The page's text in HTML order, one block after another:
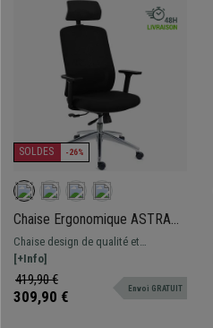
SOLDES -26%
Chaise Ergonomique ASTRA
LUX, Appui-tête, Assise
Ajustable en Profondeur,
Utilisation Intensive 8h,
Inclinaison Synchrone, Noir
Chaise design de qualité et
confortable à un prix incroyable !
Avec appui-tête, support lombaire et
accoudoirs réglables adaptée à un
usage intensif
[+Info]
419,90 €
309,90 € Envoi GRATUIT